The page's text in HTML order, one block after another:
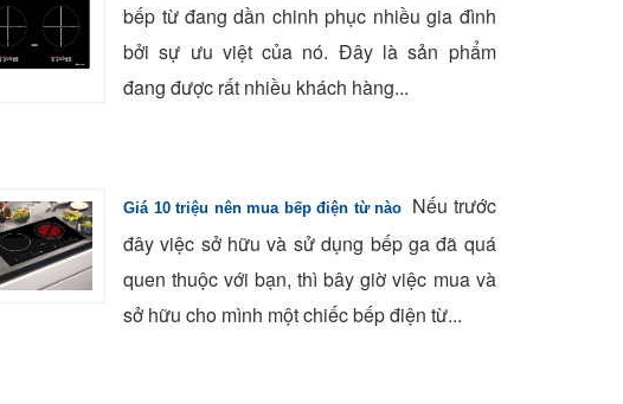
bếp từ đang dần chinh phục nhiều gia đình
bởi sự ưu việt của nó. Đây là sản phẩm
đang được rất nhiều khách hàng...
Giá 10 triệu nên mua bếp điện từ nào
Nếu trước
đây việc sở hữu và sử dụng bếp ga đã quá
quen thuộc với bạn, thì bây giờ việc mua và
sở hữu cho mình một chiếc bếp điện từ...